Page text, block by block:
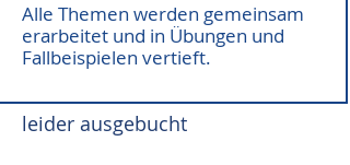
Alle Themen werden gemeinsam
erarbeitet und in Übungen und
Fallbeispielen vertieft.
leider ausgebucht